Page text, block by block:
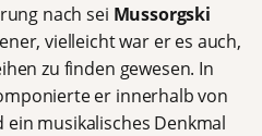
nach sei Mussorgski
vielleicht war er es auch,
zu finden gewesen. In
er innerhalb von
musikalisches Denkmal